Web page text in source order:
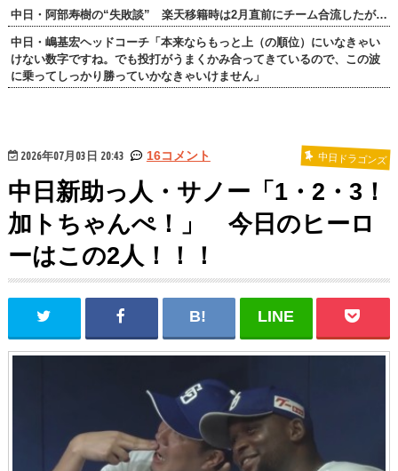
中日・阿部寿樹の“失敗談” 楽天移籍時は2月直前にチーム合流したが…
中日・嶋基宏ヘッドコーチ「本来ならもっと上（の順位）にいなきゃい
けない数字ですね。でも投打がうまくかみ合ってきているので、この波
に乗ってしっかり勝っていかなきゃいけません」
2026年07月03日 20:43 16コメント 中日ドラゴンズ
中日新助っ人・サノー「1・2・3！
加トちゃんぺ！」 今日のヒーロ
ーはこの2人！！！